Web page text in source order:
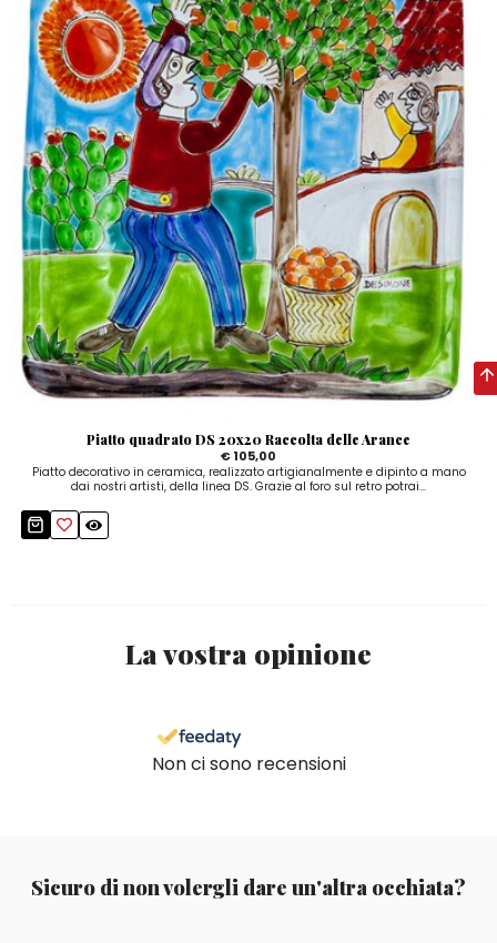
Piatto quadrato DS 20x20 Raccolta delle Arance
€ 105,00
Piatto decorativo in ceramica, realizzato artigianalmente e dipinto a mano
dai nostri artisti, della linea DS. Grazie al foro sul retro potrai...
La vostra opinione
Non ci sono recensioni
Sicuro di non volergli dare un'altra occhiata?